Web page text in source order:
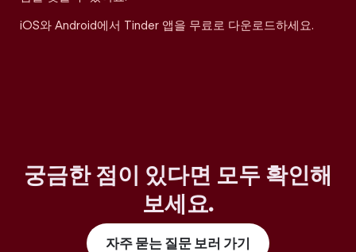
iOS와 Android에서 Tinder 앱을 무료로 다운로드하세요.
궁금한 점이 있다면 모두 확인해
보세요.
자주 묻는 질문 보러 가기